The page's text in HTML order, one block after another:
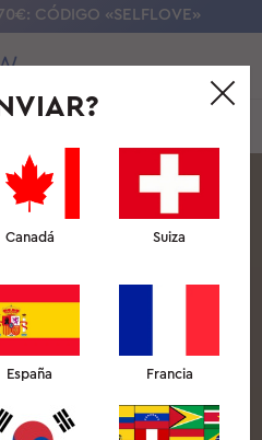
CÓDIGO «SELFLOVE»
Canadá Suiza
España Francia